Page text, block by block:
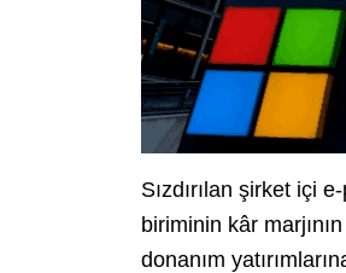
Sızdırılan şirket içi
biriminin kâr
donanım